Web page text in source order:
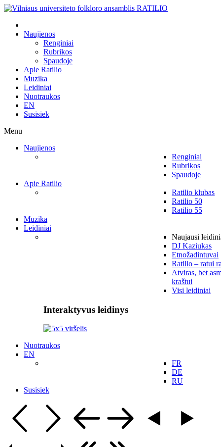
Naujienos
Renginiai
Rubrikos
Spaudoje
Apie Ratilio
Muzika
Leidiniai
Nuotraukos
EN
Susisiek
Menu
Naujienos
Renginiai
Rubrikos
Spaudoje
Apie Ratilio
Ratilio klubas
Ratilio 50
Ratilio 55
Muzika
Leidiniai
Naujausi
DJ Kaziukas
Etnožadintuvai
Ratilio – ratui
Atviras, bet
kraštui
Visi leidiniai
Interaktyvus leidinys
Nuotraukos
EN
FR
DE
RU
Susisiek